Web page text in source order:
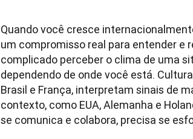
Quando você cresce
um compromisso real para entender e
complicado perceber o clima de uma
dependendo de onde você está.
Brasil e França, interpretam sinais de
contexto, como EUA, Alemanha e
se comunica e colabora, precisa se